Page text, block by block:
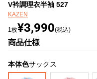
V衿調理衣半袖 527
KAZEN
1枚¥3,990(税込)
商品仕様
本体色サックス